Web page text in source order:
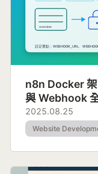
n8n Docker
與 Webhook
2025.08.25
Website